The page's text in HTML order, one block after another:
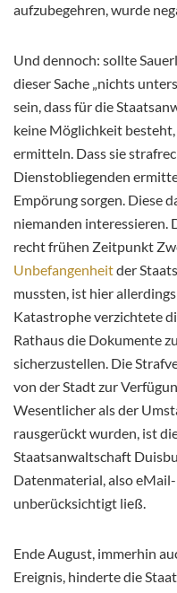
aufzubegehren, wurde
Und dennoch: sollte
dieser Sache „nichts
sein, dass für die
keine Möglichkeit
ermitteln. Dass sie
Dienstobliegenden
Empörung sorgen. Diese
niemanden interessieren.
recht frühen Zeitpunkt
Unbefangenheitder
mussten, ist hier
Katastrophe verzichtete
Rathaus die Dokumente
sicherzustellen. Die
von der Stadt zur
Wesentlicher als der
rausgerückt wurden, ist
Staatsanwaltschaft
Datenmaterial, also
unberücksichtigt ließ.
Ende August, immerhin
Ereignis, hinderte die